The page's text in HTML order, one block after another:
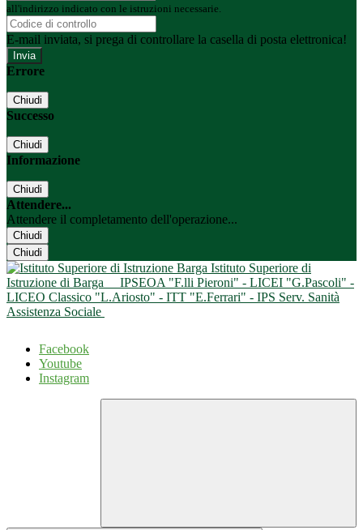
all'indirizzo indicato con le istruzioni necessarie.
E-mail inviata, si prega di controllare la casella di posta elettronica!
Errore
Chiudi
Successo
Chiudi
Informazione
Chiudi
Attendere...
Attendere il completamento dell'operazione...
Chiudi
Chiudi
Istituto Superiore di
Istruzione di Barga
IPSEOA "F.lli Pieroni" - LICEI "G.Pascoli" -
LICEO Classico "L.Ariosto" - ITT "E.Ferrari" - IPS Serv. Sanità
Assistenza Sociale
Facebook
Youtube
Instagram